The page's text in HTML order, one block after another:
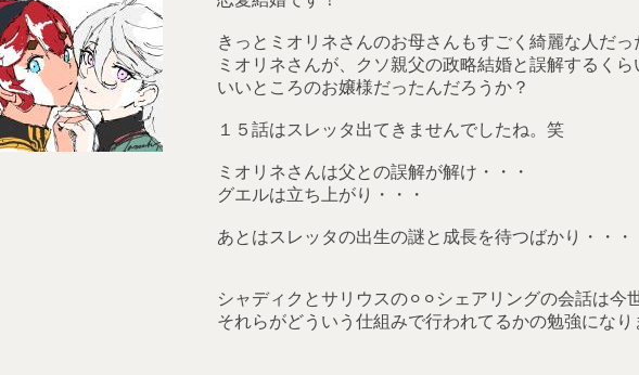
きっとミオリネさんのお母さんもすごく綺麗な人だっ
ミオリネさんが、クソ親父の政略結婚と誤解するくら
いいところのお嬢様だったんだろうか？
１５話はスレッタ出てきませんでしたね。笑
ミオリネさんは父との誤解が解け・・・
グエルは立ち上がり・・・
あとはスレッタの出生の謎と成長を待つばかり・・・
シャディクとサリウスの⚪︎⚪︎シェアリングの会話は今
それらがどういう仕組みで行われてるかの勉強になり